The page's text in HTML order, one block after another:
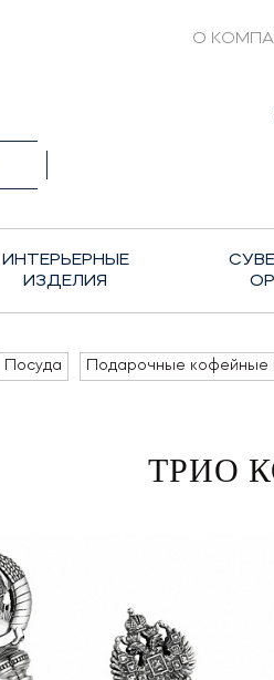
О
ИНТЕРЬЕРНЫЕ
ИЗДЕЛИЯ
Посуда Подарочные кофейные
ТРИО